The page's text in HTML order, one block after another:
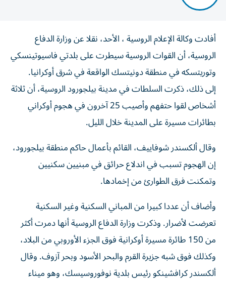
أفادت وكالة ​الإعلام ⁠الروسية ، الأحد، نقلا ‌عن وزارة ‌الدفاع
الروسية، ⁠أن القوات الروسية سيطرت على بلدتي فاسيوتينسكي
​وتوريتسكه في ‌منطقة دونيتسك الواقعة ⁠في شرق أوكرانيا.
إلى ذلك، ذكرت السلطات في مدينة بيلجورود ‌الروسية، أن ثلاثة
أشخاص لقوا حتفهم ⁠وأصيب 25 آخرون ‌في هجوم أوكراني
بطائرات ‌مسيرة على المدينة خلال الليل.
وقال ألكسندر شوفاييف، القائم بأعمال ‌حاكم منطقة بيلجورود،
إن الهجوم تسبب ⁠في اندلاع حرائق في مبنيين سكنيين
وتمكنت فرق الطوارئ من إخمادها.
وأضاف أن عددا كبيرا من المباني السكنية وغير السكنية
تعرضت لأضرار. وذكرت وزارة الدفاع الروسية أنها دمرت ‌أكثر
من 150 طائرة مسيرة أوكرانية فوق الجزء الأوروبي من البلاد،
⁠وكذلك فوق شبه جزيرة القرم والبحر الأسود وبحر آزوف. وقال
ألكسندر كرافشينكو رئيس بلدية ‌نوفوروسيسك، وهو ميناء